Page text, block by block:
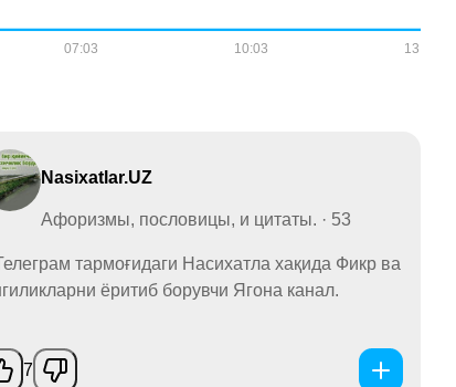
Nasixatlar.UZ
Афоризмы, пословицы, и цитаты. · 53
тармоғидаги Насихатла хақида Фикр ва
ёритиб борувчи Ягона канал.
7